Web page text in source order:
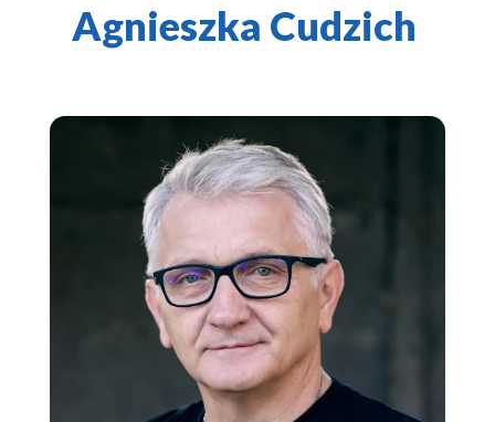
Agnieszka Cudzich